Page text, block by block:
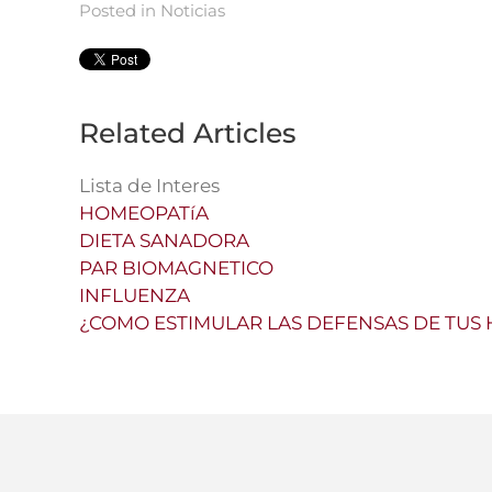
Posted in Noticias
Related Articles
Lista de Interes
HOMEOPATíA
DIETA SANADORA
PAR BIOMAGNETICO
INFLUENZA
¿COMO ESTIMULAR LAS DEFENSAS DE TUS